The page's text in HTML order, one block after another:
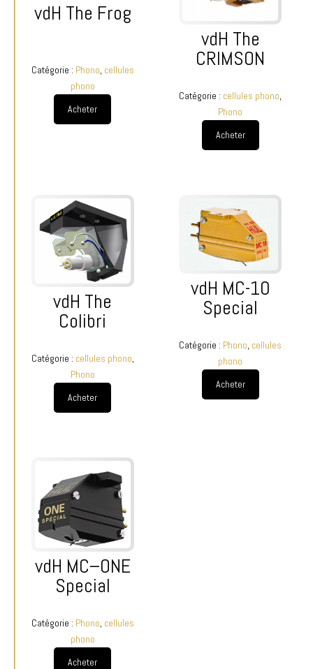
vdH The Frog
Catégorie : Phono, cellules
phono
Acheter
vdH The
CRIMSON
Catégorie : cellules phono,
Phono
Acheter
vdH The
Colibri
Catégorie : cellules phono
Phono
Acheter
vdH MC-10
Special
Catégorie : Phono, cellules
phono
Acheter
vdH MC–ONE
Special
Catégorie : Phono, cellules
phono
Acheter